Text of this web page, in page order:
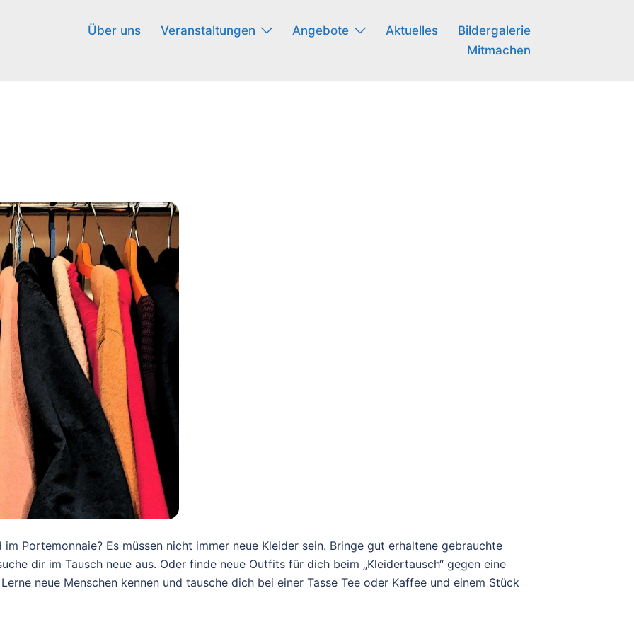
Über uns Veranstaltungen Angebote Aktuelles
Bildergalerie
Mitmachen
im Portemonnaie? Es müssen nicht immer neue Kleider sein. Bringe gut erhaltene gebrauchte
dir im Tausch neue aus. Oder finde neue Outfits für dich beim „Kleidertausch“ gegen eine
neue Menschen kennen und tausche dich bei einer Tasse Tee oder Kaffee und einem Stück